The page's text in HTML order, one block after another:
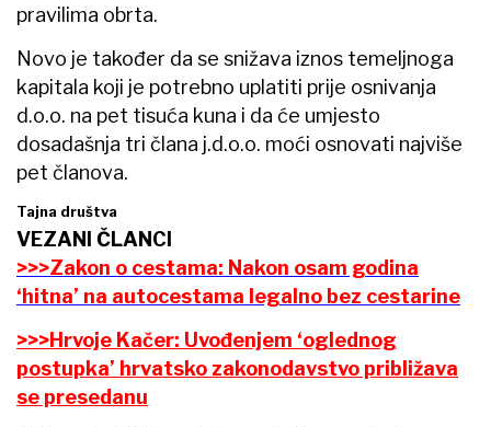
pravilima obrta.
Novo je također da se snižava iznos temeljnoga
kapitala koji je potrebno uplatiti prije osnivanja
d.o.o. na pet tisuća kuna i da će umjesto
dosadašnja tri člana j.d.o.o. moći osnovati najviše
pet članova.
Tajna društva
VEZANI ČLANCI
>>>Zakon o cestama: Nakon osam godina
‘hitna’ na autocestama legalno bez cestarine
>>>Hrvoje Kačer: Uvođenjem ‘oglednog
postupka’ hrvatsko zakonodavstvo približava
se presedanu